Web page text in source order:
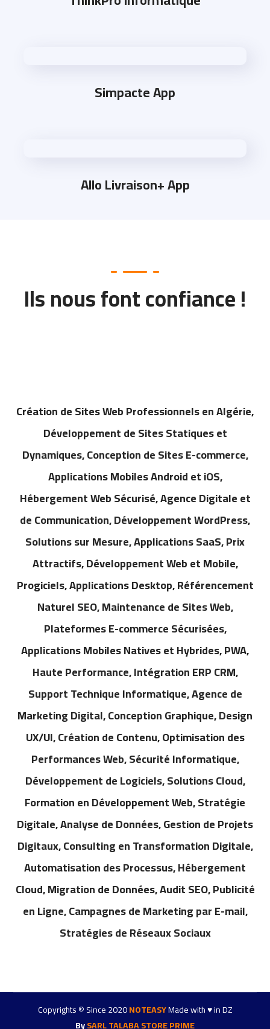
Simpacte App
Allo Livraison+ App
Ils nous font confiance !
Création de Sites Web Professionnels en Algérie,
Développement de Sites Statiques et
Dynamiques, Conception de Sites E-commerce,
Applications Mobiles Android et iOS,
Hébergement Web Sécurisé, Agence Digitale et
de Communication, Développement WordPress,
Solutions sur Mesure, Applications SaaS, Prix
Attractifs, Développement Web et Mobile,
Progiciels, Applications Desktop, Référencement
Naturel SEO, Maintenance de Sites Web,
Plateformes E-commerce Sécurisées,
Applications Mobiles Natives et Hybrides, PWA,
Haute Performance, Intégration ERP CRM,
Support Technique Informatique, Agence de
Marketing Digital, Conception Graphique, Design
UX/UI, Création de Contenu, Optimisation des
Performances Web, Sécurité Informatique,
Développement de Logiciels, Solutions Cloud,
Formation en Développement Web, Stratégie
Digitale, Analyse de Données, Gestion de Projets
Digitaux, Consulting en Transformation Digitale,
Automatisation des Processus, Hébergement
Cloud, Migration de Données, Audit SEO, Publicité
en Ligne, Campagnes de Marketing par E-mail,
Stratégies de Réseaux Sociaux
Copyrights © Since 2020NOTEASYMade with♥in DZ
BySARL TALABA STORE PRIME